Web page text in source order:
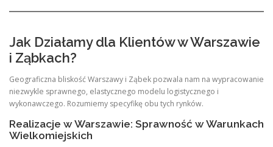
Jak Działamy dla Klientów w Warszawie
i Ząbkach?
Geograficzna bliskość Warszawy i Ząbek pozwala nam na wypracowanie
niezwykle sprawnego, elastycznego modelu logistycznego i
wykonawczego. Rozumiemy specyfikę obu tych rynków.
Realizacje w Warszawie: Sprawność w Warunkach
Wielkomiejskich